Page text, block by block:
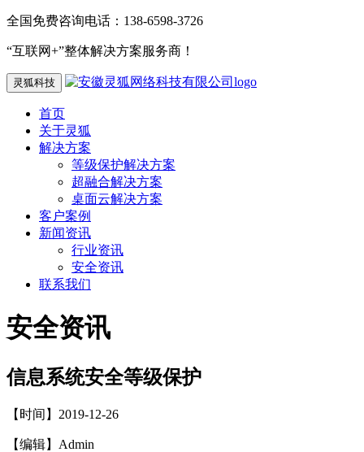
全国免费咨询电话：138-6598-3726
“互联网+”整体解决方案服务商！
灵狐科技
首页
关于灵狐
解决方案
等级保护解决方案
超融合解决方案
桌面云解决方案
客户案例
新闻资讯
行业资讯
安全资讯
联系我们
安全资讯
信息系统安全等级保护
【时间】2019-12-26
【编辑】Admin